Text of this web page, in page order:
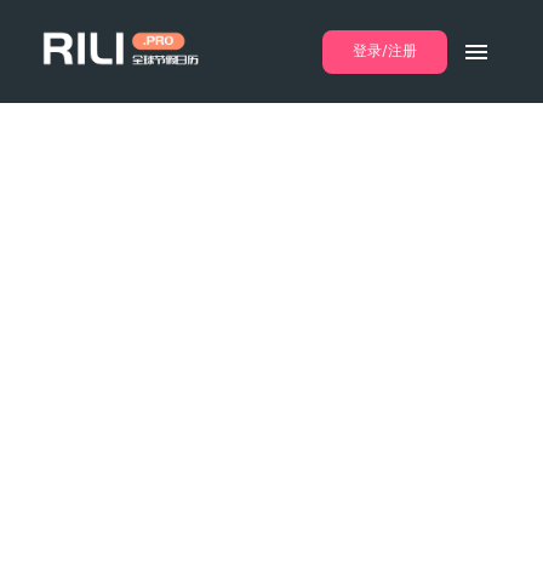
登录/注册